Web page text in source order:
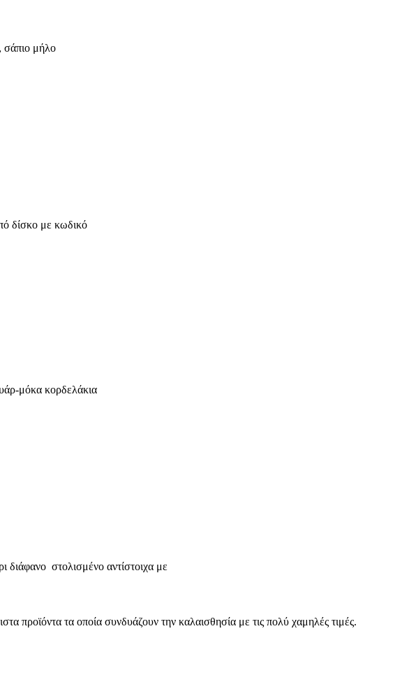
σάπιο μήλο
δίσκο με κωδικό
μόκα κορδελάκια
στολισμένο αντίστοιχα με
προϊόντα τα οποία συνδυάζουν την καλαισθησία με τις πολύ χαμηλές τιμές.